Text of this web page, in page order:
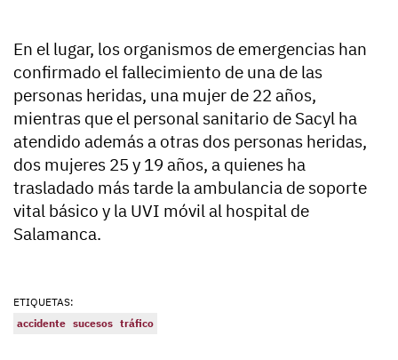
En el lugar, los organismos de emergencias han
confirmado el fallecimiento de una de las
personas heridas, una mujer de 22 años,
mientras que el personal sanitario de Sacyl ha
atendido además a otras dos personas heridas,
dos mujeres 25 y 19 años, a quienes ha
trasladado más tarde la ambulancia de soporte
vital básico y la UVI móvil al hospital de
Salamanca.
ETIQUETAS:
accidente sucesos tráfico